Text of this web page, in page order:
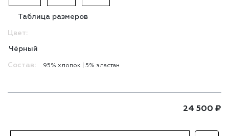
Таблица размеров
Цвет:
Чёрный
Состав: 95% хлопоĸ | 5% эластан
24 500 ₽